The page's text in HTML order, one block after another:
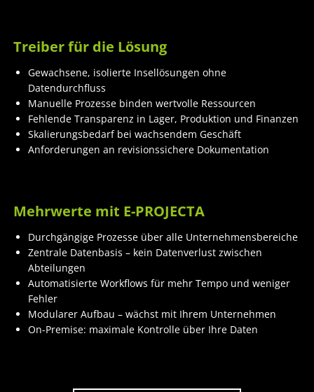
Treiber für die Lösung
Gewachsene, isolierte Insellösungen ohne
Datendurchfluss
Manuelle Prozesse binden wertvolle Ressourcen
Fehlende Transparenz in Lager, Produktion und Finanzen
Skalierungsbedarf bei wachsendem Geschäft
Anforderungen an revisionssichere Dokumentation
Mehrwerte mit E-PROJECTA
Durchgängige Prozesse über alle Unternehmensbereiche
Zentrale Datenbasis – kein Datenverlust zwischen
Abteilungen
Automatisierte Workflows für mehr Tempo und weniger
Fehler
Modularer Aufbau – wächst mit Ihrem Unternehmen
On-Premise: maximale Kontrolle über Ihre Daten